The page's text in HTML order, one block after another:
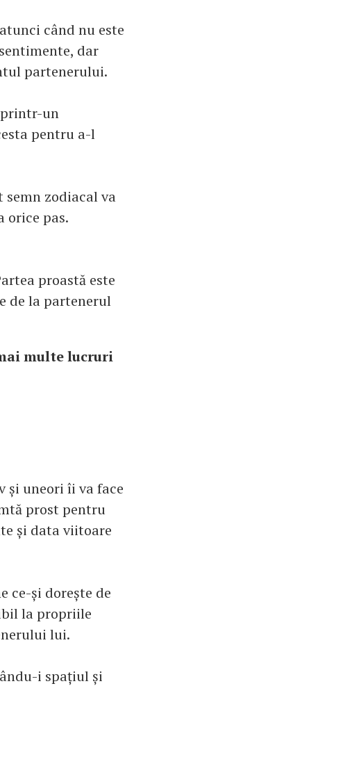
când nu este
dar
partenerului.
printr-un
pentru a-l
semn zodiacal va
orice pas.
proastă este
de la partenerul
multe lucruri
și uneori îi va face
prost pentru
și data viitoare
ce-și dorește de
la propriile
lui.
i spațiul și